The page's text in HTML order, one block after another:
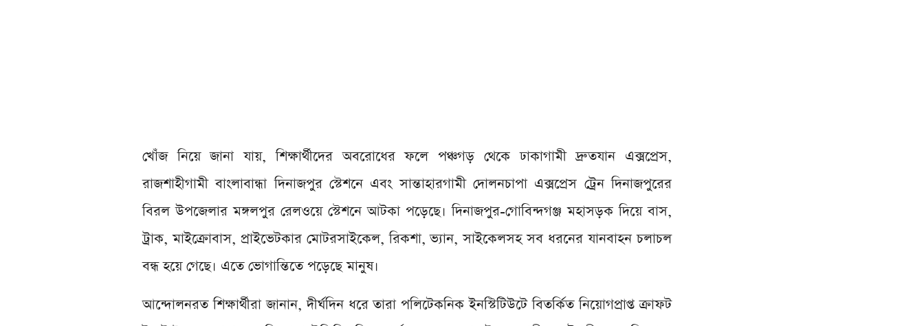
খোঁজ নিয়ে জানা যায়, শিক্ষার্থীদের অবরোধের ফলে পঞ্চগড় থেকে ঢাকাগামী দ্রুতযান এক্সপ্রেস,
রাজশাহীগামী বাংলাবান্ধা দিনাজপুর স্টেশনে এবং সান্তাহারগামী দোলনচাপা এক্সপ্রেস ট্রেন দিনাজপুরের
বিরল উপজেলার মঙ্গলপুর রেলওয়ে স্টেশনে আটকা পড়েছে। দিনাজপুর-গোবিন্দগঞ্জ মহাসড়ক দিয়ে বাস,
ট্রাক, মাইক্রোবাস, প্রাইভেটকার মোটরসাইকেল, রিকশা, ভ্যান, সাইকেলসহ সব ধরনের যানবাহন চলাচল
বন্ধ হয়ে গেছে। এতে ভোগান্তিতে পড়েছে মানুষ।
আন্দোলনরত শিক্ষার্থীরা জানান, দীর্ঘদিন ধরে তারা পলিটেকনিক ইনস্টিটিউটে বিতর্কিত নিয়োগপ্রাপ্ত ক্রাফট